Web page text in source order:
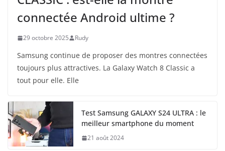
connectée Android ultime ?
29 octobre 2025 Rudy
Samsung continue de proposer des montres connectées
toujours plus attractives. La Galaxy Watch 8 Classic a
tout pour elle. Elle
Test Samsung GALAXY S24 ULTRA : le
meilleur smartphone du moment
21 août 2024